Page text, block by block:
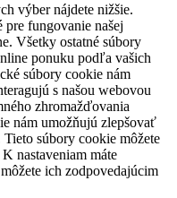
výber nájdete nižšie.
pre fungovanie našej
Všetky ostatné súbory
ponuku podľa vašich
súbory cookie nám
s našou webovou
zhromažďovania
nám umožňujú zlepšovať
súbory cookie môžete
nastaveniam máte
ich zodpovedajúcim